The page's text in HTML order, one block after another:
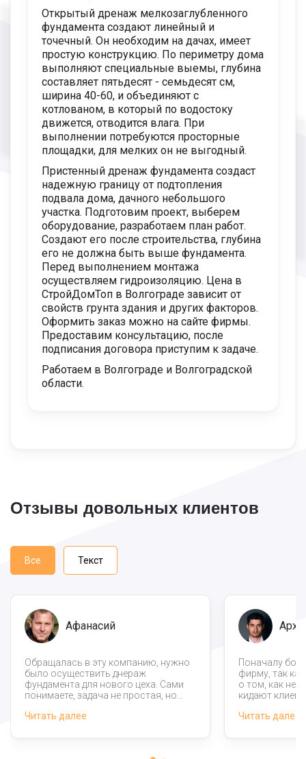
Открытый дренаж мелкозаглубленного
фундамента создают линейный и
точечный. Он необходим на дачах, имеет
простую конструкцию. По периметру дома
выполняют специальные выемы, глубина
составляет пятьдесят - семьдесят см,
ширина 40-60, и объединяют с
котлованом, в который по водостоку
движется, отводится влага. При
выполнении потребуются просторные
площадки, для мелких он не выгодный.
Пристенный дренаж фундамента создаст
надежную границу от подтопления
подвала дома, дачного небольшого
участка. Подготовим проект, выберем
оборудование, разработаем план работ.
Создают его после строительства, глубина
его не должна быть выше фундамента.
Перед выполнением монтажа
осуществляем гидроизоляцию. Цена в
СтройДомТоп в Волгограде зависит от
свойств грунта здания и других факторов.
Оформить заказ можно на сайте фирмы.
Предоставим консультацию, после
подписания договора приступим к задаче.
Работаем в Волгограде и Волгоградской
области.
Отзывы довольных клиентов
Все Текст
Афанасий
Обращалась в эту компанию, нужно
было осуществить днераж
фундамента для нового цеха. Сами
понимаете, задача не простая, но
опыт реализации таких масштабных
Читать далее
Поначалу
фирму, так
о том, как
кидают
корректный
Читать далее